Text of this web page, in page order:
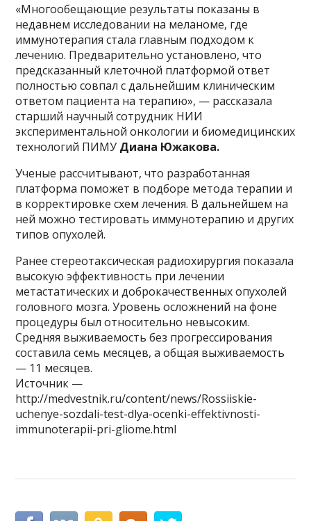
«Многообещающие результаты показаны в
недавнем исследовании на меланоме, где
иммунотерапия стала главным подходом к
лечению. Предварительно установлено, что
предсказанный клеточной платформой ответ
полностью совпал с дальнейшим клиническим
ответом пациента на терапию», — рассказала
старший научный сотрудник НИИ
экспериментальной онкологии и биомедицинских
технологий ПИМУ Диана Южакова.
Ученые рассчитывают, что разработанная
платформа поможет в подборе метода терапии и
в корректировке схем лечения. В дальнейшем на
ней можно тестировать иммунотерапию и других
типов опухолей.
Ранее стереотаксическая радиохирургия показала
высокую эффективность при лечении
метастатических и доброкачественных опухолей
головного мозга. Уровень осложнений на фоне
процедуры был относительно невысоким.
Средняя выживаемость без прогрессирования
составила семь месяцев, а общая выживаемость
— 11 месяцев.
Источник —
http://medvestnik.ru/content/news/Rossiiskie-
uchenye-sozdali-test-dlya-ocenki-effektivnosti-
immunoterapii-pri-gliome.html